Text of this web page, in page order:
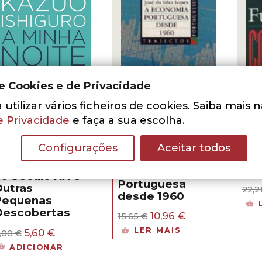
30%
Ishiguro
A Minha Noite
Século XX e
€ O
preço
5,60 €O
preço
ADICIONAR
- 30%
José Silva Lopes
Portuguesa
desde 1960
15,65€ O
preço
10,96€O
LER MAIS
Cookies e de Privacidade
utilizar vários ficheiros de cookies. Saiba mais
Privacidade e faça a sua escolha.
Configurações Aceitar todos